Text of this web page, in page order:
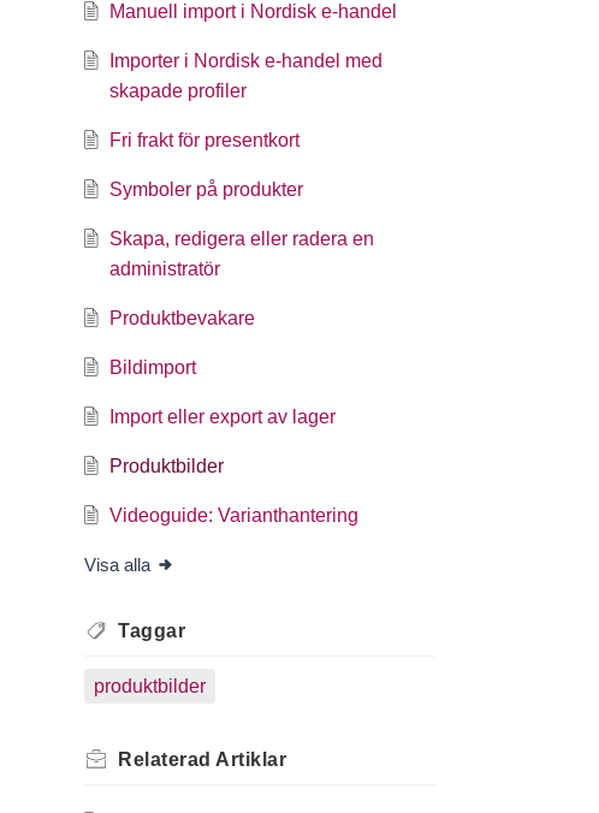
Manuell import i Nordisk e-handel
Importer i Nordisk e-handel med
skapade profiler
Fri frakt för presentkort
Symboler på produkter
Skapa, redigera eller radera en
administratör
Produktbevakare
Bildimport
Import eller export av lager
Produktbilder
Videoguide: Varianthantering
Visa alla
Taggar
produktbilder
Relaterad Artiklar